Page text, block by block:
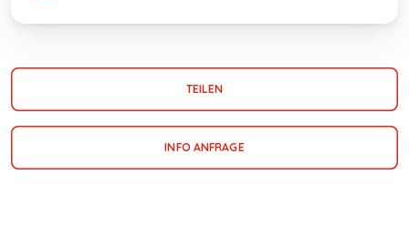
TEILEN
INFO ANFRAGE